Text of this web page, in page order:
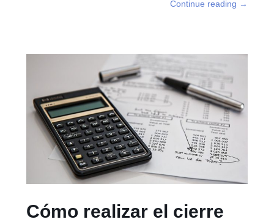
Continue reading →
Cómo realizar el cierre